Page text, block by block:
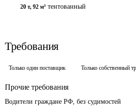
20 т, 92 м³ тентованный
Требования
Только один поставщик Только собственный
Прочие требования
Водители граждане РФ, без судимостей